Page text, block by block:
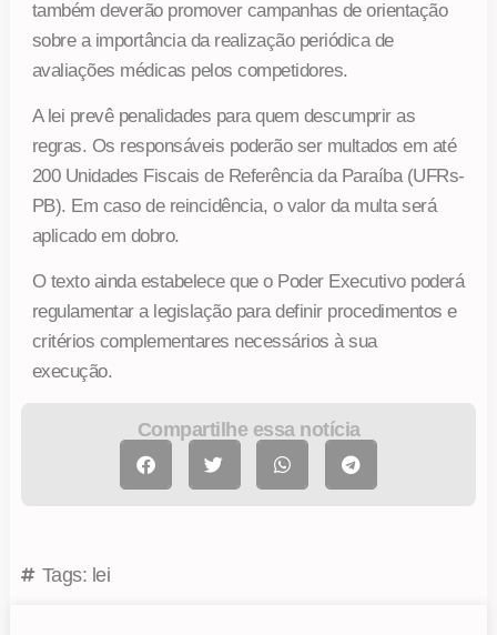
também deverão promover campanhas de orientação
sobre a importância da realização periódica de
avaliações médicas pelos competidores.
A lei prevê penalidades para quem descumprir as
regras. Os responsáveis poderão ser multados em até
200 Unidades Fiscais de Referência da Paraíba (UFRs-
PB). Em caso de reincidência, o valor da multa será
aplicado em dobro.
O texto ainda estabelece que o Poder Executivo poderá
regulamentar a legislação para definir procedimentos e
critérios complementares necessários à sua
execução.
Compartilhe essa notícia
Tags: lei